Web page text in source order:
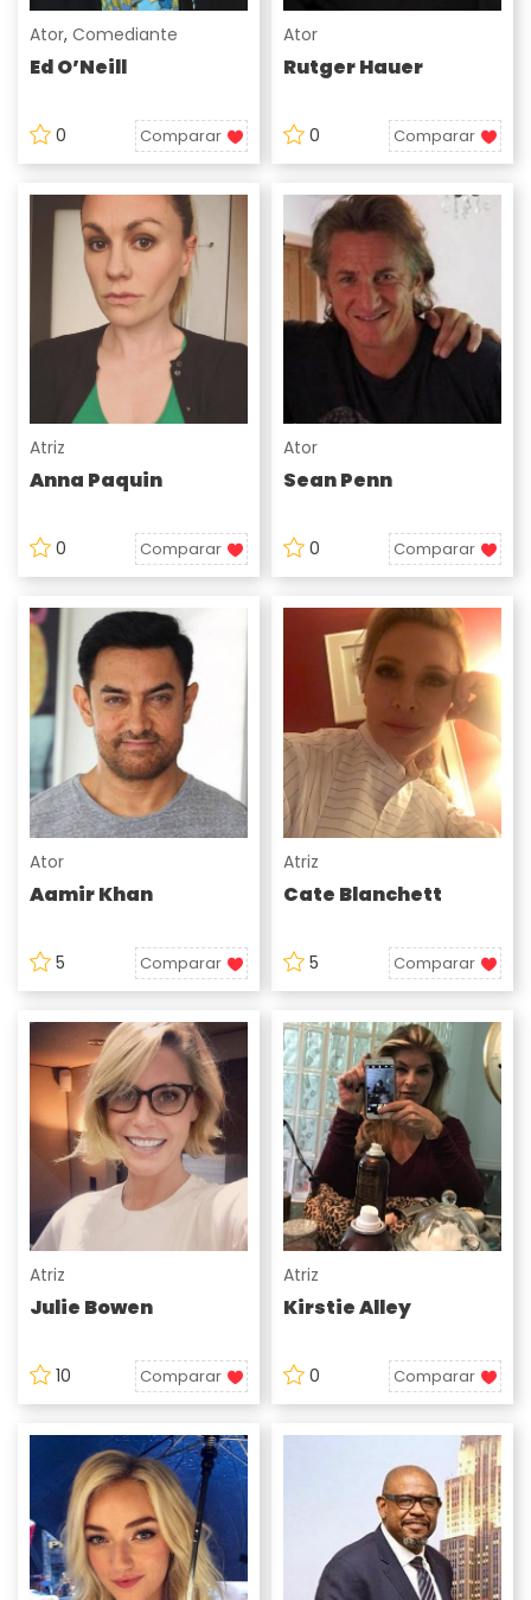
Ator, Comediante
Ed O’Neill
0 Comparar
Ator
Rutger Hauer
0 Comparar
Atriz
Anna Paquin
0 Comparar
Ator
Sean Penn
0 Comparar
Ator
Aamir Khan
5 Comparar
Atriz
Cate Blanchett
5 Comparar
Atriz
Julie Bowen
10 Comparar
Atriz
Kirstie Alley
0 Comparar